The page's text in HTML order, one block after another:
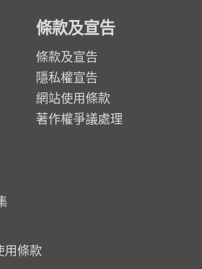
條款及宣告
條款及宣告
隱私權宣告
網站使用條款
著作權爭議處理
用條款